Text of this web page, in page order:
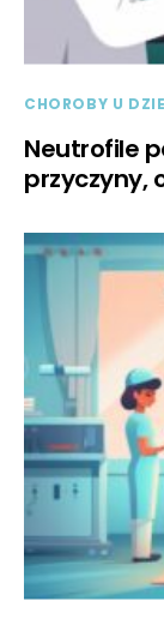
CHOROBY U
Neutrofile
przyczyny,